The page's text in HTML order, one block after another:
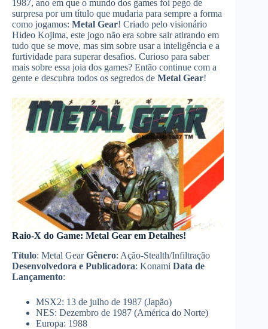
1987, ano em que o mundo dos games foi pego de
surpresa por um título que mudaria para sempre a forma
como jogamos: Metal Gear! Criado pelo visionário
Hideo Kojima, este jogo não era sobre sair atirando em
tudo que se move, mas sim sobre usar a inteligência e a
furtividade para superar desafios. Curioso para saber
mais sobre essa joia dos games? Então continue com a
gente e descubra todos os segredos de Metal Gear!
Raio-X do Game: Metal Gear em Detalhes!
Título: Metal GearGênero: Ação-Stealth/Infiltração
Desenvolvedora e Publicadora: Konami Data de
Lançamento:
MSX2: 13 de julho de 1987 (Japão)
NES: Dezembro de 1987 (América do Norte)
Europa: 1988